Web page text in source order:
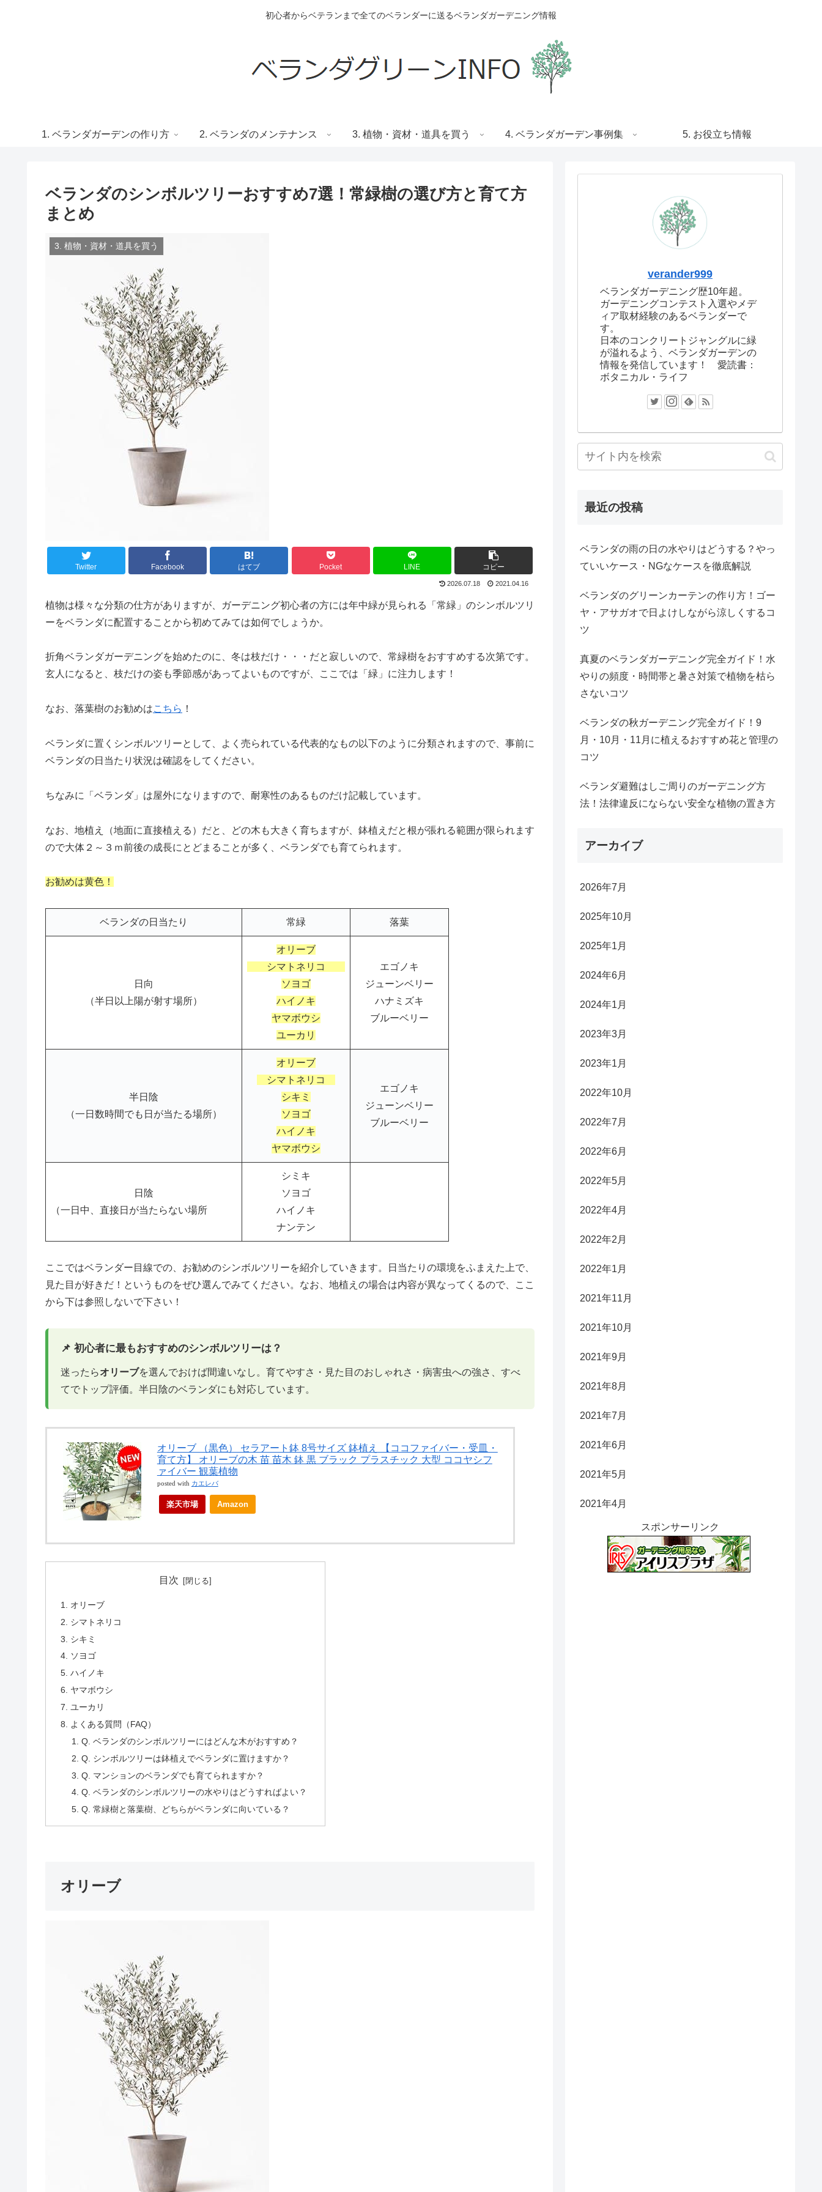
初心者からベテランまで全てのベランダーに送るベランダガーデニング情報
1. ベランダガーデンの作り方 2. ベランダのメンテナンス 3. 植物・資材・道具を買う 4. ベランダガーデン事例集 5. お役立ち情報
ベランダのシンボルツリーおすすめ7選！常緑樹の選び方と育て方
まとめ
3. 植物・資材・道具を買う
Twitter Facebook はてブ Pocket LINE コピー
2026.07.18 2021.04.16
植物は様々な分類の仕方がありますが、ガーデニング初心者の方には年中緑が見られる「常緑」のシンボルツリ
ーをベランダに配置することから初めてみては如何でしょうか。
折角ベランダガーデニングを始めたのに、冬は枝だけ・・・だと寂しいので、常緑樹をおすすめする次第です。
玄人になると、枝だけの姿も季節感があってよいものですが、ここでは「緑」に注力します！
なお、落葉樹のお勧めはこちら ！
ベランダに置くシンボルツリーとして、よく売られている代表的なもの以下のように分類されますので、事前に
ベランダの日当たり状況は確認をしてください。
ちなみに「ベランダ」は屋外になりますので、耐寒性のあるものだけ記載しています。
なお、地植え（地面に直接植える）だと、どの木も大きく育ちますが、鉢植えだと根が張れる範囲が限られます
ので大体２～３ｍ前後の成長にとどまることが多く、ベランダでも育てられます。
お勧めは黄色！
ベランダの日当たり 常緑 落葉
日向
（半日以上陽が射す場所）
オリーブ
シマトネリコ
ソヨゴ
ハイノキ
ヤマボウシ
ユーカリ
エゴノキ
ジューンベリー
ハナミズキ
ブルーベリー
半日陰
（一日数時間でも日が当たる場所）
オリーブ
シマトネリコ
シキミ
ソヨゴ
ハイノキ
ヤマボウシ
エゴノキ
ジューンベリー
ブルーベリー
日陰
（一日中、直接日が当たらない場所
シミキ
ソヨゴ
ハイノキ
ナンテン
ここではベランダー目線での、お勧めのシンボルツリーを紹介していきます。日当たりの環境をふまえた上で、
見た目が好きだ！というものをぜひ選んでみてください。なお、地植えの場合は内容が異なってくるので、ここ
から下は参照しないで下さい！
📌 初心者に最もおすすめのシンボルツリーは？
迷ったらオリーブを選んでおけば間違いなし。育てやすさ・見た目のおしゃれさ・病害虫への強さ、すべ
てでトップ評価。半日陰のベランダにも対応しています。
オリーブ （黒色） セラアート鉢 8号サイズ 鉢植え 【ココファイバー・受皿・
育て方】 オリーブの木 苗 苗木 鉢 黒 ブラック プラスチック 大型 ココヤシフ
ァイバー 観葉植物
posted with カエレバ
楽天市場 Amazon
目次
オリーブ
シマトネリコ
シキミ
ソヨゴ
ハイノキ
ヤマボウシ
ユーカリ
よくある質問（FAQ）
Q. ベランダのシンボルツリーにはどんな木がおすすめ？
Q. シンボルツリーは鉢植えでベランダに置けますか？
Q. マンションのベランダでも育てられますか？
Q. ベランダのシンボルツリーの水やりはどうすればよい？
Q. 常緑樹と落葉樹、どちらがベランダに向いている？
オリーブ
verander999
ベランダガーデニング歴10年超。
ガーデニングコンテスト入選やメデ
ィア取材経験のあるベランダーで
す。
日本のコンクリートジャングルに緑
が溢れるよう、ベランダガーデンの
情報を発信しています！ 愛読書：
ボタニカル・ライフ
最近の投稿
ベランダの雨の日の水やりはどうする？やっ
ていいケース・NGなケースを徹底解説
ベランダのグリーンカーテンの作り方！ゴー
ヤ・アサガオで日よけしながら涼しくするコ
ツ
真夏のベランダガーデニング完全ガイド！水
やりの頻度・時間帯と暑さ対策で植物を枯ら
さないコツ
ベランダの秋ガーデニング完全ガイド！9
月・10月・11月に植えるおすすめ花と管理の
コツ
ベランダ避難はしご周りのガーデニング方
法！法律違反にならない安全な植物の置き方
アーカイブ
2026年7月
2025年10月
2025年1月
2024年6月
2024年1月
2023年3月
2023年1月
2022年10月
2022年7月
2022年6月
2022年5月
2022年4月
2022年2月
2022年1月
2021年11月
2021年10月
2021年9月
2021年8月
2021年7月
2021年6月
2021年5月
2021年4月
スポンサーリンク